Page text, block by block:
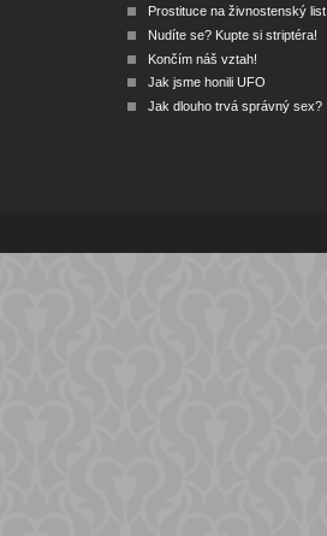
Prostituce na živnostenský list
Nudíte se? Kupte si striptéra!
Končím náš vztah!
Jak jsme honili UFO
Jak dlouho trvá správný sex?